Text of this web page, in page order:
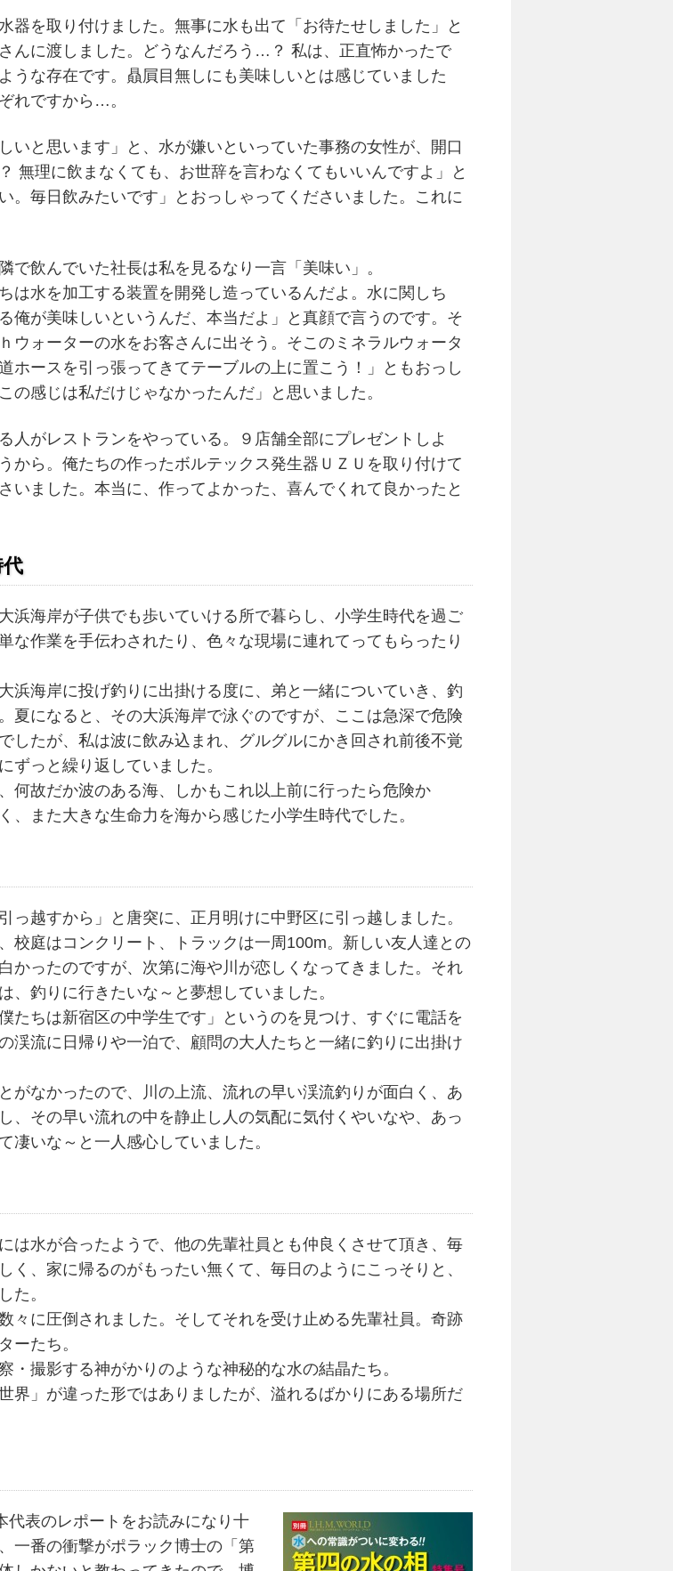
を取り付けました。無事に水も出て「お待たせしました」と
んに渡しました。どうなんだろう…？ 私は、正直怖かったで
うな存在です。贔屓目無しにも美味しいとは感じていました
れですから…。
と思います」と、水が嫌いといっていた事務の女性が、開口
無理に飲まなくても、お世辞を言わなくてもいいんですよ」と
。毎日飲みたいです」とおっしゃってくださいました。これに
飲んでいた社長は私を見るなり一言「美味い」。
水を加工する装置を開発し造っているんだよ。水に関しち
俺が美味しいというんだ、本当だよ」と真顔で言うのです。そ
ウォーターの水をお客さんに出そう。そこのミネラルウォータ
ホースを引っ張ってきてテーブルの上に置こう！」ともおっし
感じは私だけじゃなかったんだ」と思いました。
がレストランをやっている。９店舗全部にプレゼントしよ
から。俺たちの作ったボルテックス発生器ＵＺＵを取り付けて
いました。本当に、作ってよかった、喜んでくれて良かったと
海岸が子供でも歩いていける所で暮らし、小学生時代を過ご
な作業を手伝わされたり、色々な現場に連れてってもらったり
海岸に投げ釣りに出掛ける度に、弟と一緒についていき、釣
夏になると、その大浜海岸で泳ぐのですが、ここは急深で危険
したが、私は波に飲み込まれ、グルグルにかき回され前後不覚
ずっと繰り返していました。
故だか波のある海、しかもこれ以上前に行ったら危険か
また大きな生命力を海から感じた小学生時代でした。
越すから」と唐突に、正月明けに中野区に引っ越しました。
校庭はコンクリート、トラックは一周100m。新しい友人達との
かったのですが、次第に海や川が恋しくなってきました。それ
釣りに行きたいな～と夢想していました。
ちは新宿区の中学生です」というのを見つけ、すぐに電話を
渓流に日帰りや一泊で、顧問の大人たちと一緒に釣りに出掛け
なかったので、川の上流、流れの早い渓流釣りが面白く、あ
、その早い流れの中を静止し人の気配に気付くやいなや、あっ
凄いな～と一人感心していました。
水が合ったようで、他の先輩社員とも仲良くさせて頂き、毎
く、家に帰るのがもったい無くて、毎日のようにこっそりと、
た。
に圧倒されました。そしてそれを受け止める先輩社員。奇跡
ーたち。
撮影する神がかりのような神秘的な水の結晶たち。
」が違った形ではありましたが、溢れるばかりにある場所だ
表のレポートをお読みになり十
一番の衝撃がポラック博士の「第